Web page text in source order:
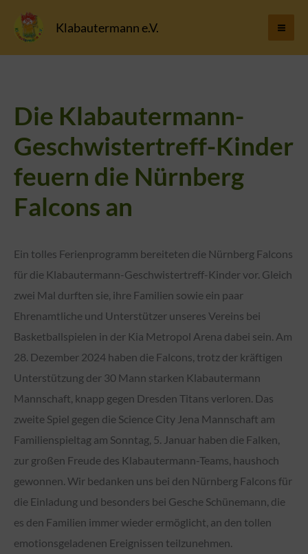
Inhalt
Klabautermann e.V.
Die Klabautermann-
Geschwistertreff-Kinder
feuern die Nürnberg
Falcons an
Ein tolles Ferienprogramm bereiteten die Nürnberg Falcons
für die Klabautermann-Geschwistertreff-Kinder vor. Gleich
zwei Mal durften sie, ihre Familien sowie ein paar
Ehrenamtliche und Unterstützer unseres Vereins bei
Basketballspielen in der Kia Metropol Arena dabei sein. Am
28. Dezember 2024 haben die Falcons, trotz der kräftigen
Unterstützung der 30 Mann starken Klabautermann
Mannschaft, knapp gegen Dresden Titans verloren. Das
zweite Spiel gegen die Science City Jena Mannschaft am
Familienspieltag am Sonntag, 5. Januar haben die Falken,
zur großen Freude des Klabautermann-Teams, haushoch
gewonnen. Wir bedanken uns bei den Nürnberg Falcons für
die Einladung und besonders bei Gesche Schünemann, die
es den Familien immer wieder ermöglicht, an den tollen
emotionsgeladenen Ereignissen teilzunehmen.